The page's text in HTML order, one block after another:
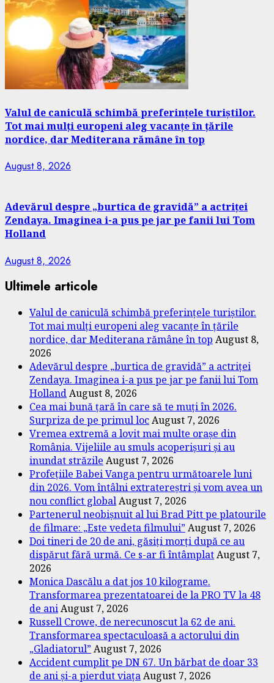
Valul de caniculă schimbă preferințele turiștilor.
Tot mai mulți europeni aleg vacanțe în țările
nordice, dar Mediterana rămâne în top
August 8, 2026
Adevărul despre „burtica de gravidă” a actriței
Zendaya. Imaginea i-a pus pe jar pe fanii lui Tom
Holland
August 8, 2026
Ultimele articole
Valul de caniculă schimbă preferințele turiștilor.
Tot mai mulți europeni aleg vacanțe în țările
nordice, dar Mediterana rămâne în top August 8,
2026
Adevărul despre „burtica de gravidă” a actriței
Zendaya. Imaginea i-a pus pe jar pe fanii lui Tom
HollandAugust 8, 2026
Cea mai bună țară în care să te muți în 2026.
Surpriza de pe primul locAugust 7, 2026
Vremea extremă a lovit mai multe orașe din
România. Vijeliile au smuls acoperișuri și au
inundat străzile August 7, 2026
Profețiile Babei Vanga pentru următoarele luni
din 2026. Vom întâlni extratereștri și vom avea un
nou conflict globalAugust 7, 2026
Partenerul neobișnuit al lui Brad Pitt pe platourile
de filmare: „Este vedeta filmului”August 7, 2026
Doi tineri de 20 de ani, găsiți morți după ce au
dispărut fără urmă. Ce s-ar fi întâmplatAugust 7,
2026
Monica Dascălu a dat jos 10 kilograme.
Transformarea prezentatoarei de la PRO TV la 48
de aniAugust 7, 2026
Russell Crowe, de nerecunoscut la 62 de ani.
Transformarea spectaculoasă a actorului din
„Gladiatorul”August 7, 2026
Accident cumplit pe DN 67. Un bărbat de doar 33
de ani și-a pierdut viațaAugust 7, 2026